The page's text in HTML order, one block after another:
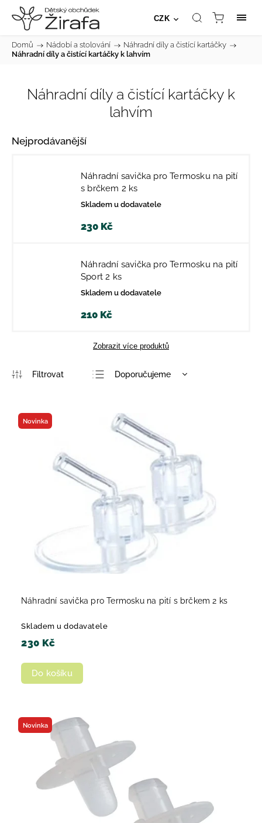
CZK
Domů / Nádobí a stolování / Náhradní díly a čistící kartáčky /
Náhradní díly a čistící kartáčky k lahvím
Náhradní díly a čistící kartáčky k
lahvím
Nejprodávanější
Náhradní savička pro Termosku na pití
s brčkem 2 ks
Skladem u dodavatele
230 Kč
Náhradní savička pro Termosku na pití
Sport 2 ks
Skladem u dodavatele
210 Kč
Zobrazit více produktů
Doporučujeme
Nejdražší
Nejprodávanější
Abecedně
Novinka
Náhradní savička pro Termosku na pití s brčkem 2 ks
Skladem u dodavatele
230 Kč
Do košíku
Novinka